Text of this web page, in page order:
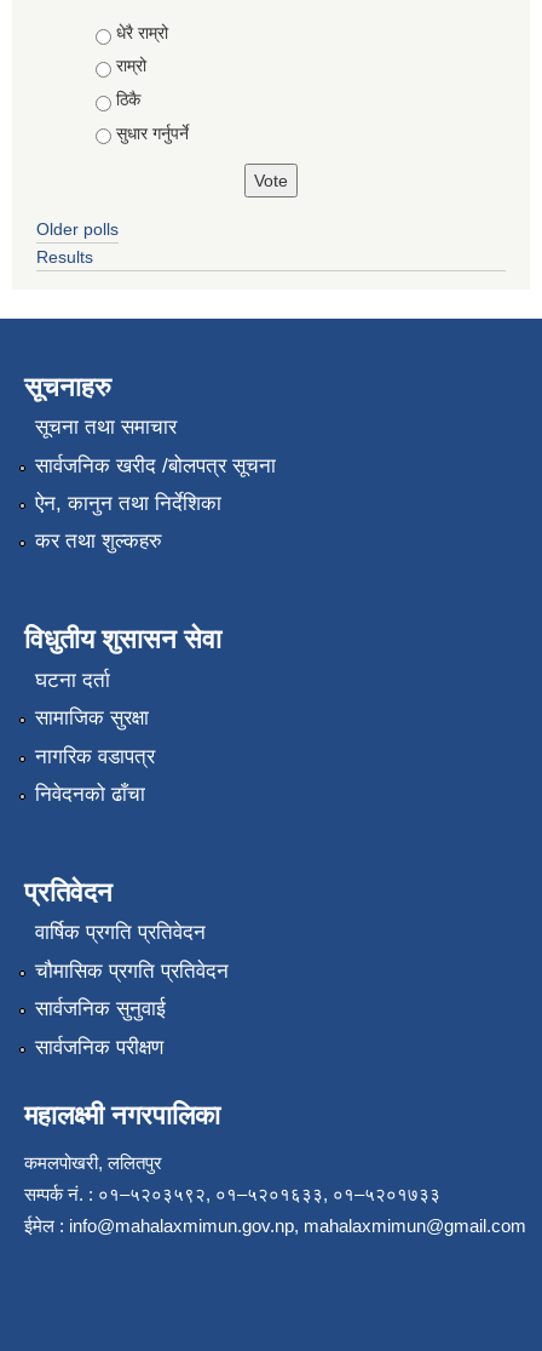
Choices
धेरै राम्रो
राम्रो
ठिकै
सुधार गर्नुपर्ने
Older polls
Results
सूचनाहरु
सूचना तथा समाचार
सार्वजनिक खरीद /बोलपत्र सूचना
ऐन, कानुन तथा निर्देशिका
कर तथा शुल्कहरु
विधुतीय शुसासन सेवा
घटना दर्ता
सामाजिक सुरक्षा
नागरिक वडापत्र
निवेदनको ढाँचा
प्रतिवेदन
वार्षिक प्रगति प्रतिवेदन
चौमासिक प्रगति प्रतिवेदन
सार्वजनिक सुनुवाई
सार्वजनिक परीक्षण
महालक्ष्मी नगरपालिका
कमलपोखरी, ललितपुर
सम्पर्क नं. : ०१–५२०३५९२, ०१–५२०१६३३, ०१–५२०१७३३
ईमेल : info@mahalaxmimun.gov.np, mahalaxmimun@gmail.com